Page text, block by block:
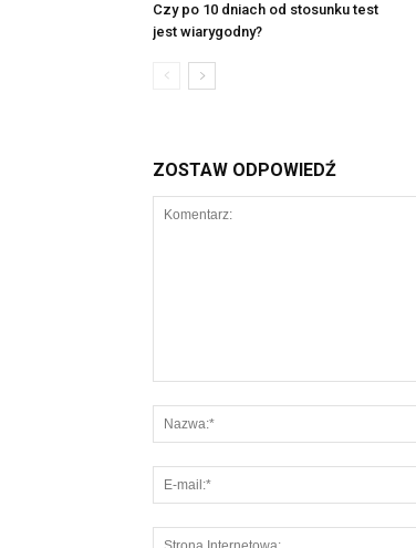
Czy po 10 dniach od stosunku test
jest wiarygodny?
ZOSTAW ODPOWIEDŹ